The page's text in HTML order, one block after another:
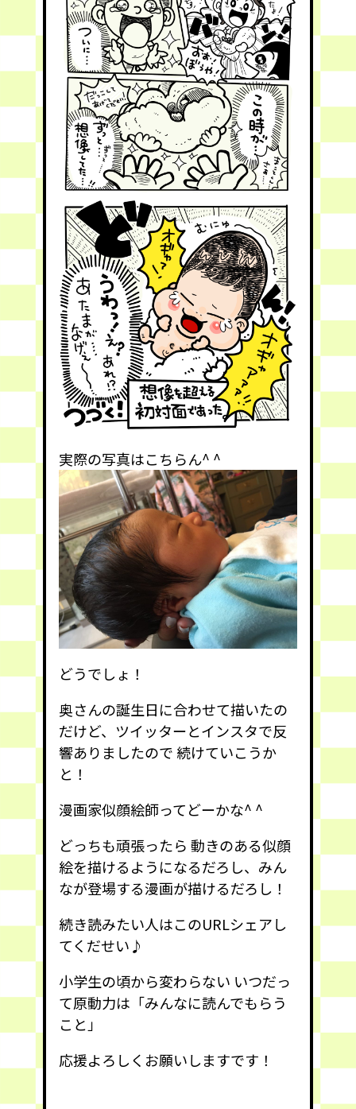
実際の写真はこちらん^ ^
どうでしょ！
奥さんの誕生日に合わせて描いたの
だけど、ツイッターとインスタで反
響ありましたので 続けていこうか
と！
漫画家似顔絵師ってどーかな^ ^
どっちも頑張ったら 動きのある似顔
絵を描けるようになるだろし、みん
なが登場する漫画が描けるだろし！
続き読みたい人はこのURLシェアし
てくだせい♪
小学生の頃から変わらない いつだっ
て原動力は「みんなに読んでもらう
こと」
応援よろしくお願いしますです！